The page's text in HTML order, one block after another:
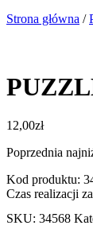
Strona główna /
12,00zł
Poprzednia
Kod produktu:
Czas realizacji
SKU: 34568